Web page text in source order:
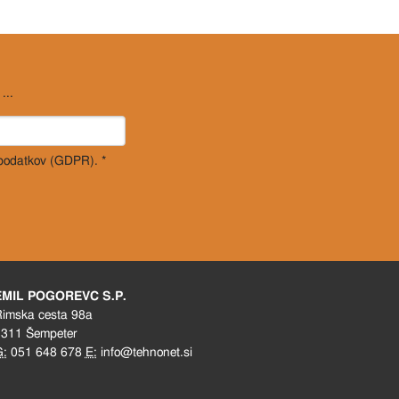
...
(GDPR). *
POGOREVC S.P.
cesta 98a
Šempeter
051 648 678 E: info@tehnonet.si